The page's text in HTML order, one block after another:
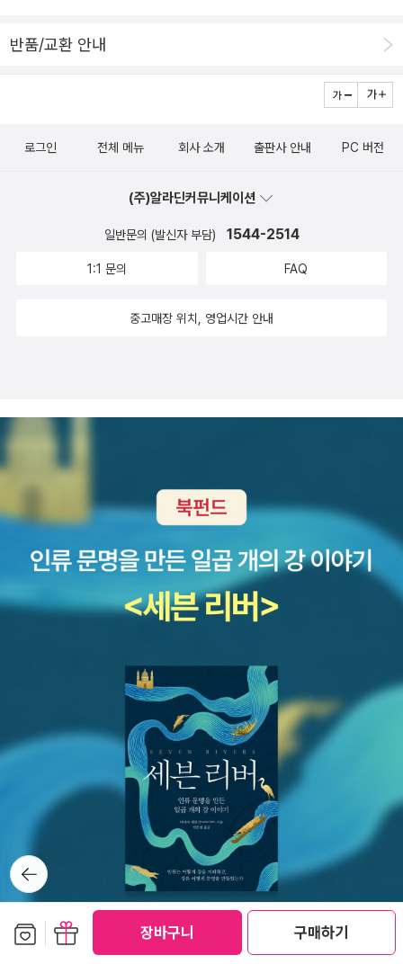
장바구니 구매하기
로 아주 많은 사람들이 SF를 좋아하게 될 것이다.
라는 세 가지 키워드를 조합하면 어떤 '현재'가 나올까? <우리는 SF
란히 눈뜨는 별빛이니까. 다섯걸음까지 내내 ‘좋음싫음’으로 갈팡질
줄거리로 바뀔까.#岸川みずき #クソ女に幸あれㅍㄹㄴ글 : 숲노
래·파란놀(최종규). 낱말책과 노래를 쓴다. 숲을 품은 시골에서 산다.
살림을 짓는 하루를 가꾼다. 《푸른말로 글빛노래 시 따라쓰기》, 《열
밑 꾸러미 사전》, 《미래세대를 위한 우리말과 문해력》, 《들꽃내음 따
《곁말》, 《책숲마실》, 《우리말 수수께끼 동시》, 《시골에서 살림 짓는
즐거움》, 《이오덕 마음 읽기》를 썼다. blog.naver.com/hbooklov
s://n.news.naver.com/article/088/0001019501?ntype=RA
문...배구팬들은 가해자 영구제명 서명운동https://m.sports.nave
r.com/volleyball/article/529/0000077897'펑·펑, 수십차례 폭
발음'…13시간째 진화중 인천 쿠팡물류센터https://n.news.naver.
com/mnews/article/001/0016201369?rc=N&ntype=RANK
ING李대통령 '빛의위원회' 출범행사…'누구도 헌법 위 군림 안돼'htt
ps://n.news.naver.com/mnews/article/001/0016200732?r
c=N&ntype=RANKING+[속보] 트럼프 부정선거 관련 연설 '전자
투표기, 부정확하다' [현장영상] / 채널Ahttps://www.youtube.c
om/watch?v=CfR9QANhyrsWATCH: President Trump addr
-I2o4z8미국 '극좌 테러 대응 회의' 60개국 초청…한국은 빠졌다ht
tps://n.news.naver.com/mnews/article/015/0005308617?
sid=104이 대통령 '농업은 안보 전략사업…농업보조금 확대해야'htt
ps://n.news.naver.com/article/057/0001959130[속보] “한
국 군함, 긴급 출동” …‘해적 승선’ 아덴만 유조선 SOShttps://n.ne
ws.naver.com/article/081/0003662225?type=breakingne
ws경쟁사 쉬는 날에도 문 열었는데…'하나로마트'의 굴욕https://n.
news.naver.com/mnews/ranking/article/055/000137341
2?ntype=RANKING
반품/교환 안내
뒤로가
기
로그인 전체 메뉴 회사 소개 출판사 안내 PC 버전
(주)알라딘커뮤니케이션
일반문의 (발신자 부담) 1544-2514
1:1 문의 FAQ
중고매장 위치, 영업시간 안내